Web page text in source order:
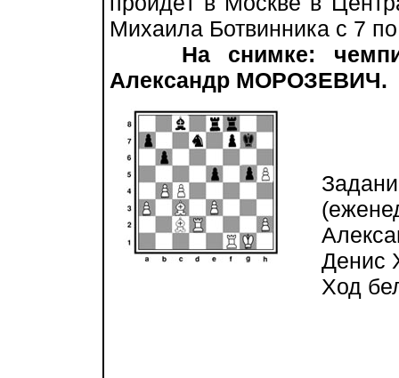
Михаила Ботвинника с 7 по
На снимке:
Александр МОРОЗЕВИЧ.
Денис
Ход